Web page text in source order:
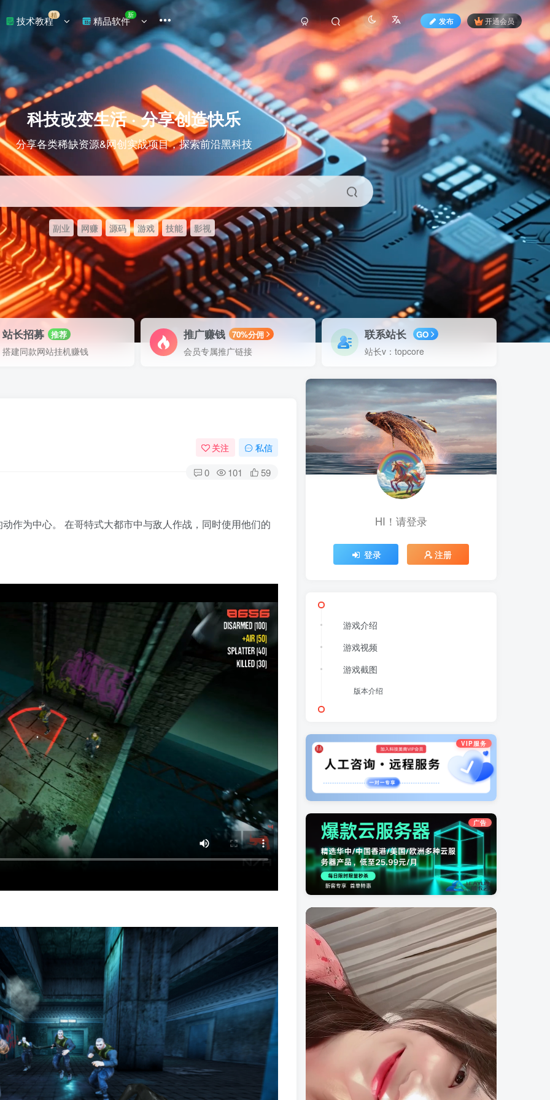
技术教程精 精品软件新
发布 开通会员
科技改变生活 · 分享创造快乐
分享各类稀缺资源&网创实战项目，探索前沿黑科技
副业 网赚 源码 游戏 技能 影视
站长招募 推荐
搭建同款网站挂机赚钱
推广赚钱 70%分佣
会员专属推广链接
联系站长 GO
站长v：topcore
关注 私信
0 101 59
作为中心。 在哥特式大都市中与敌人作战，同时使用他们的 HI！请登录
登录 注册
游戏介绍
游戏视频
游戏截图
版本介绍
VIP服务
广告